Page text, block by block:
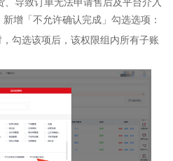
导致订单无法申请售后及平台介入
增「不允许确认完成」勾选选项：
勾选该项后，该权限组内所有子账